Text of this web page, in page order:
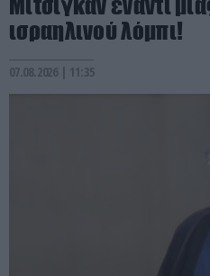
ισραηλινού λόμπι!
07.08.2026 | 11:35